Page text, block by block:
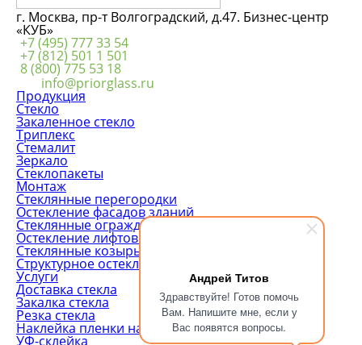
Андрей Титов
Здравствуйте! Готов помочь
Вам. Напишите мне, если у
Вас появятся вопросы.
г. Москва, пр-т Волгоградский, д.47. Бизнес-центр
«КУБ»
+7 (495) 777 33 54
+7 (812) 501 1 501
8 (800) 775 53 18
info@priorglass.ru
Продукция
Стекло
Закаленное стекло
Триплекс
Стемалит
Зеркало
Стеклопакеты
Монтаж
Стеклянные перегородки
Остекление фасадов зданий
Стеклянные ограждения
Остекление лифтовых шахт
Стеклянные козырьки
Структурное остекление
Услуги
Доставка стекла
Закалка стекла
Резка стекла
Наклейка пленки на стекло
УФ-склейка